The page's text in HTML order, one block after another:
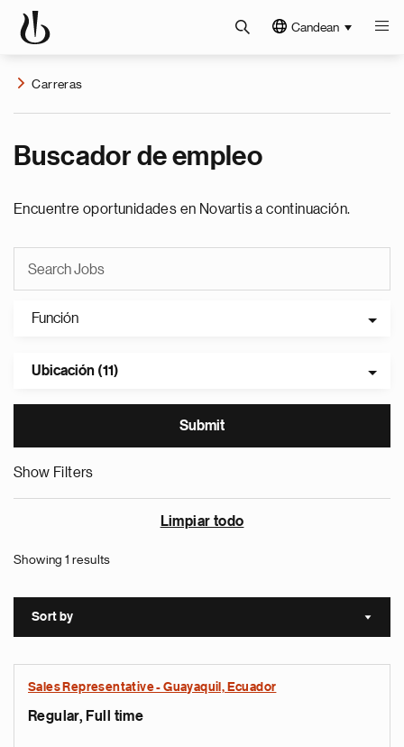
Candean
Carreras
Buscador de empleo
Encuentre oportunidades en Novartis a continuación.
Función
Ubicación (11)
Show Filters
Limpiar todo
Showing 1 results
Sort by Sort
Sales Representative - Guayaquil, Ecuador
Regular, Full time